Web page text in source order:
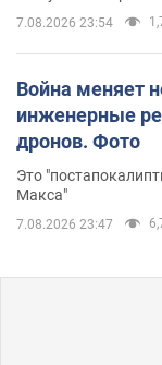
7.08.2026 23:54
Война меняет
инженерные
дронов. Фото
Это
Макса"
7.08.2026 23:47